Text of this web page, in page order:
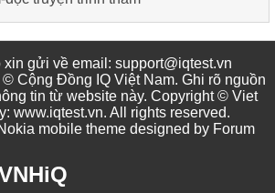
xin gửi về email: support@iqtest.vn
Cộng Đồng IQ Việt Nam. Ghi rõ nguồn
tin từ website này. Copyright © Viet
: www.iqtest.vn. All rights reserved.
mobile theme designed by Forum